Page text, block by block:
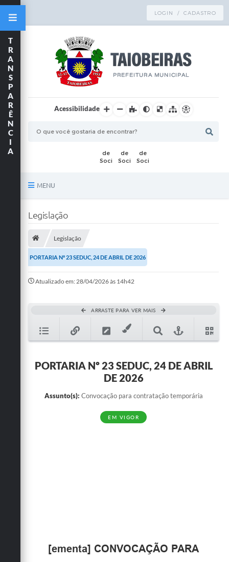
LOGIN / CADASTRO
Acessibilidade
MENU
Publicações
A Prefeitura
Ouvidoria
Legislação
Galeria de Vídeos
T
R
A
N
S
P
A
R
Ê
N
C
I
A
Legislação
Legislação
PORTARIA Nº 23 SEDUC, 24 DE ABRIL DE 2026
Atualizado em: 28/04/2026 às 14h42
ARRASTE PARA VER MAIS
PORTARIA Nº 23 SEDUC, 24 DE ABRIL
DE 2026
Assunto(s): Convocação para contratação temporária
EM VIGOR
[ementa] CONVOCAÇÃO PARA